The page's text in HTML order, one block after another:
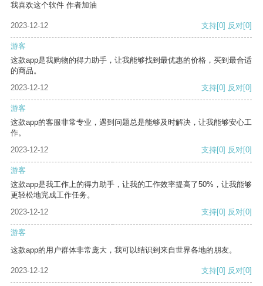
我喜欢这个软件 作者加油
2023-12-12 支持[0] 反对[0]
游客
这款app是我购物的得力助手，让我能够找到最优惠的价格，买到最合适
的商品。
2023-12-12
支持[0] 反对[0]
游客
这款app的客服非常专业，遇到问题总是能够及时解决，让我能够安心工
作。
2023-12-12
支持[0] 反对[0]
游客
这款app是我工作上的得力助手，让我的工作效率提高了50%，让我能够
更轻松地完成工作任务。
2023-12-12
支持[0] 反对[0]
游客
这款app的用户群体非常庞大，我可以结识到来自世界各地的朋友。
2023-12-12 支持[0] 反对[0]